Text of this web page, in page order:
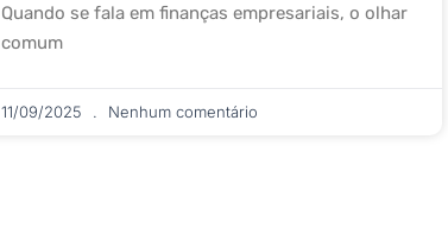
Quando se fala em finanças empresariais, o olhar
comum
11/09/2025 Nenhum comentário